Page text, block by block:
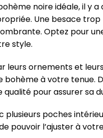
noire idéale, il y a
Une besace
Optez pour
style.
leurs ornements et
à votre tenue.
pour assurer sa
plusieurs poches
pouvoir l’ajuster à